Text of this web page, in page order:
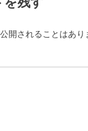
開されることはあり